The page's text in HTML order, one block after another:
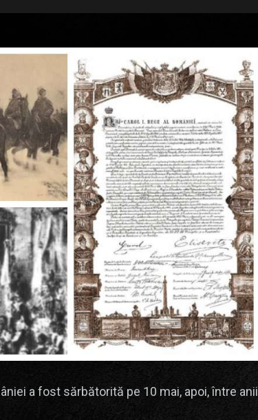
a fost sărbătorită pe 10 mai, apoi, între anii